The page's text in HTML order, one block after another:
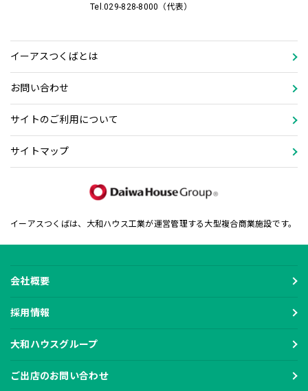
Tel.029-828-8000（代表）
イーアスつくばとは
お問い合わせ
サイトのご利用について
サイトマップ
イーアスつくばは、大和ハウス工業が運営管理する大型複合商業施設です。
会社概要
採用情報
大和ハウスグループ
ご出店のお問い合わせ